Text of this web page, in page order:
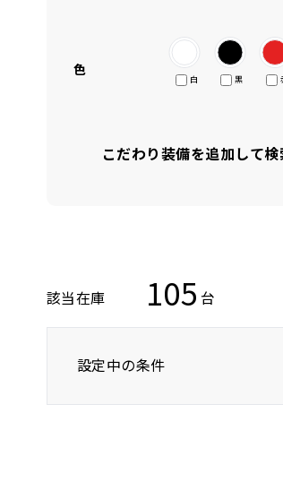
色
白 黒
こだわり装備を追加して検
該当在庫 105 台
設定中の条件